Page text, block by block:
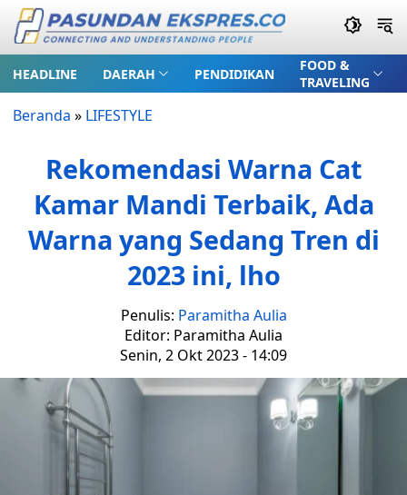
HEADLINE DAERAH PENDIDIKAN
FOOD &
TRAVELING
Beranda » LIFESTYLE
Rekomendasi Warna Cat
Kamar Mandi Terbaik, Ada
Warna yang Sedang Tren di
2023 ini, lho
Penulis: Paramitha Aulia
Editor: Paramitha Aulia
Senin, 2 Okt 2023 - 14:09